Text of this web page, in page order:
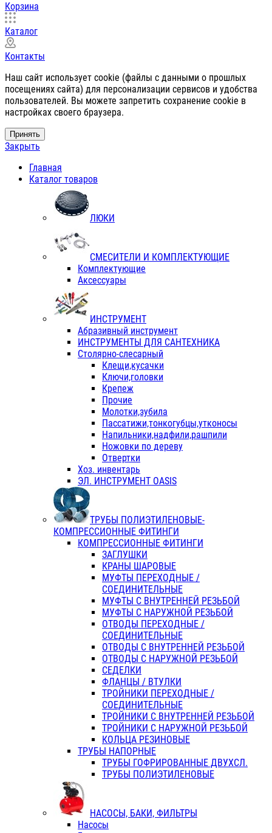
Корзина
Каталог
Контакты
Наш сайт использует cookie (файлы с данными о прошлых
посещениях сайта) для персонализации сервисов и удобства
пользователей. Вы можете запретить сохранение cookie в
настройках своего браузера.
Принять
Закрыть
Главная
Каталог товаров
ЛЮКИ
СМЕСИТЕЛИ И КОМПЛЕКТУЮЩИЕ
Комплектующие
Аксессуары
ИНСТРУМЕНТ
Абразивный инструмент
ИНСТРУМЕНТЫ ДЛЯ САНТЕХНИКА
Столярно-слесарный
Клещи,кусачки
Ключи,головки
Крепеж
Прочие
Молотки,зубила
Пассатижи,тонкогубцы,утконосы
Напильники,надфили,рашпили
Ножовки по дереву
Отвертки
Хоз. инвентарь
ЭЛ. ИНСТРУМЕНТ OASIS
ТРУБЫ ПОЛИЭТИЛЕНОВЫЕ-
КОМПРЕССИОННЫЕ ФИТИНГИ
КОМПРЕССИОННЫЕ ФИТИНГИ
ЗАГЛУШКИ
КРАНЫ ШАРОВЫЕ
МУФТЫ ПЕРЕХОДНЫЕ /
СОЕДИНИТЕЛЬНЫЕ
МУФТЫ С ВНУТРЕННЕЙ РЕЗЬБОЙ
МУФТЫ С НАРУЖНОЙ РЕЗЬБОЙ
ОТВОДЫ ПЕРЕХОДНЫЕ /
СОЕДИНИТЕЛЬНЫЕ
ОТВОДЫ С ВНУТРЕННЕЙ РЕЗЬБОЙ
ОТВОДЫ С НАРУЖНОЙ РЕЗЬБОЙ
СЕДЕЛКИ
ФЛАНЦЫ / ВТУЛКИ
ТРОЙНИКИ ПЕРЕХОДНЫЕ /
СОЕДИНИТЕЛЬНЫЕ
ТРОЙНИКИ С ВНУТРЕННЕЙ РЕЗЬБОЙ
ТРОЙНИКИ С НАРУЖНОЙ РЕЗЬБОЙ
КОЛЬЦА РЕЗИНОВЫЕ
ТРУБЫ НАПОРНЫЕ
ТРУБЫ ГОФРИРОВАННЫЕ ДВУХСЛ.
ТРУБЫ ПОЛИЭТИЛЕНОВЫЕ
НАСОСЫ, БАКИ, ФИЛЬТРЫ
Насосы